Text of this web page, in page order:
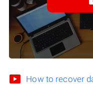
How to recover